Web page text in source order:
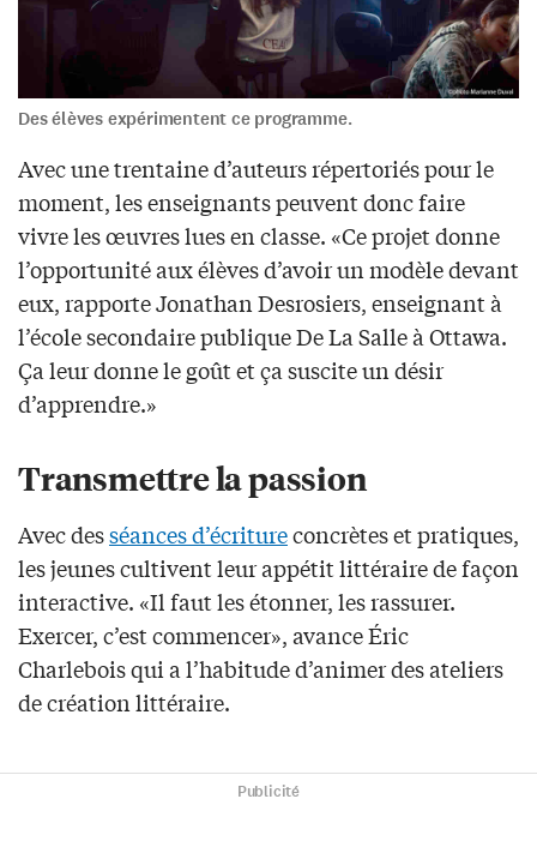
Des élèves expérimentent ce programme.
Avec une trentaine d’auteurs répertoriés pour le
moment, les enseignants peuvent donc faire
vivre les œuvres lues en classe. «Ce projet donne
l’opportunité aux élèves d’avoir un modèle devant
eux, rapporte Jonathan Desrosiers, enseignant à
l’école secondaire publique De La Salle à Ottawa.
Ça leur donne le goût et ça suscite un désir
d’apprendre.»
Transmettre la passion
Avec desséances d’écritureconcrètes et pratiques,
les jeunes cultivent leur appétit littéraire de façon
interactive. «Il faut les étonner, les rassurer.
Exercer, c’est commencer», avance Éric
Charlebois qui a l’habitude d’animer des ateliers
de création littéraire.
Publicité